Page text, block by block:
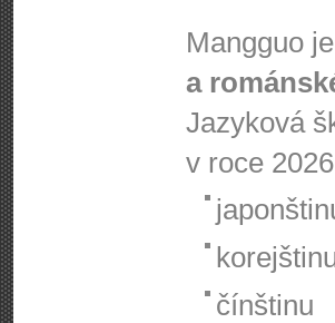
Mangguo
a
Jazyková
v roce 2026
čínštinu